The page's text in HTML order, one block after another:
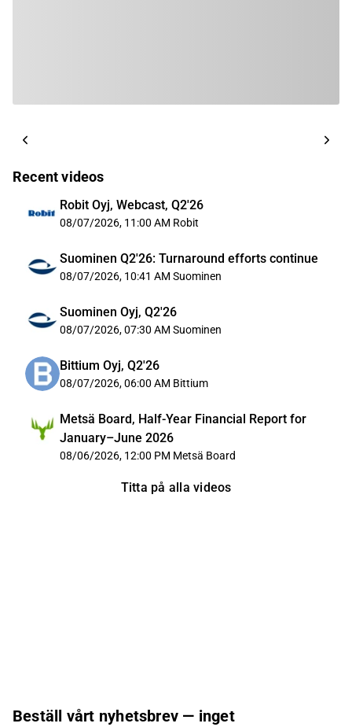
Recent videos
Robit Oyj, Webcast, Q2'26
08/07/2026, 11:00 AM Robit
Suominen Q2'26: Turnaround efforts continue
08/07/2026, 10:41 AM Suominen
Suominen Oyj, Q2'26
08/07/2026, 07:30 AM Suominen
Bittium Oyj, Q2'26
08/07/2026, 06:00 AM Bittium
Metsä Board, Half-Year Financial Report for
January–June 2026
08/06/2026, 12:00 PM Metsä Board
Titta på alla videos
Beställ vårt nyhetsbrev — inget